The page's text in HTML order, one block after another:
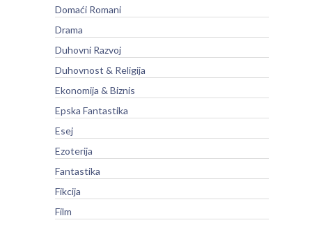
Domaći Romani
Drama
Duhovni Razvoj
Duhovnost & Religija
Ekonomija & Biznis
Epska Fantastika
Esej
Ezoterija
Fantastika
Fikcija
Film